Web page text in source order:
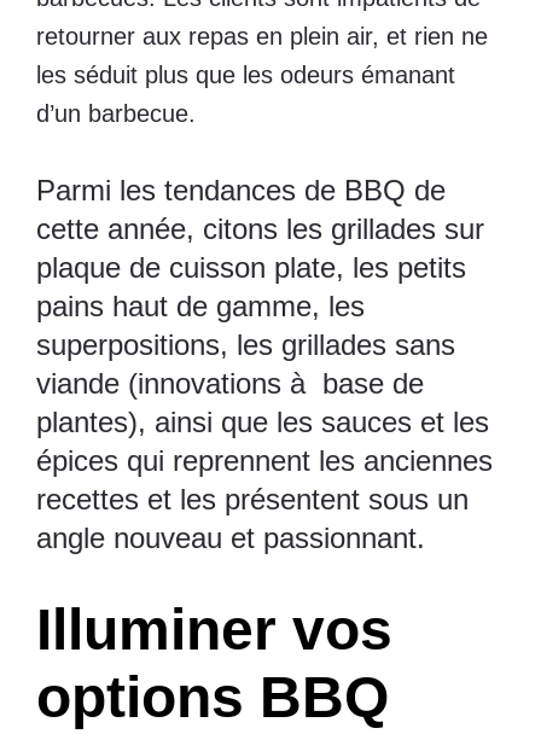
retourner aux repas en plein air, et rien ne
les séduit plus que les odeurs émanant
d’un barbecue.
Parmi les tendances de BBQ de
cette année, citons les grillades sur
plaque de cuisson plate, les petits
pains haut de gamme, les
superpositions, les grillades sans
viande (innovations à base de
plantes), ainsi que les sauces et les
épices qui reprennent les anciennes
recettes et les présentent sous un
angle nouveau et passionnant.
Illuminer vos
options BBQ